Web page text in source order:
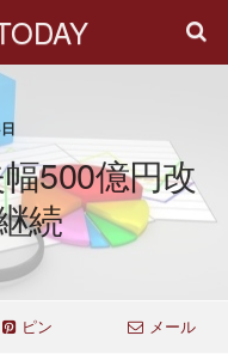
500億円改
続
ピン メール